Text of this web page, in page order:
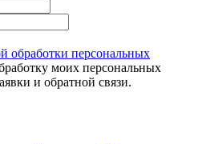
обработки персональных
моих персональных
и обратной связи.